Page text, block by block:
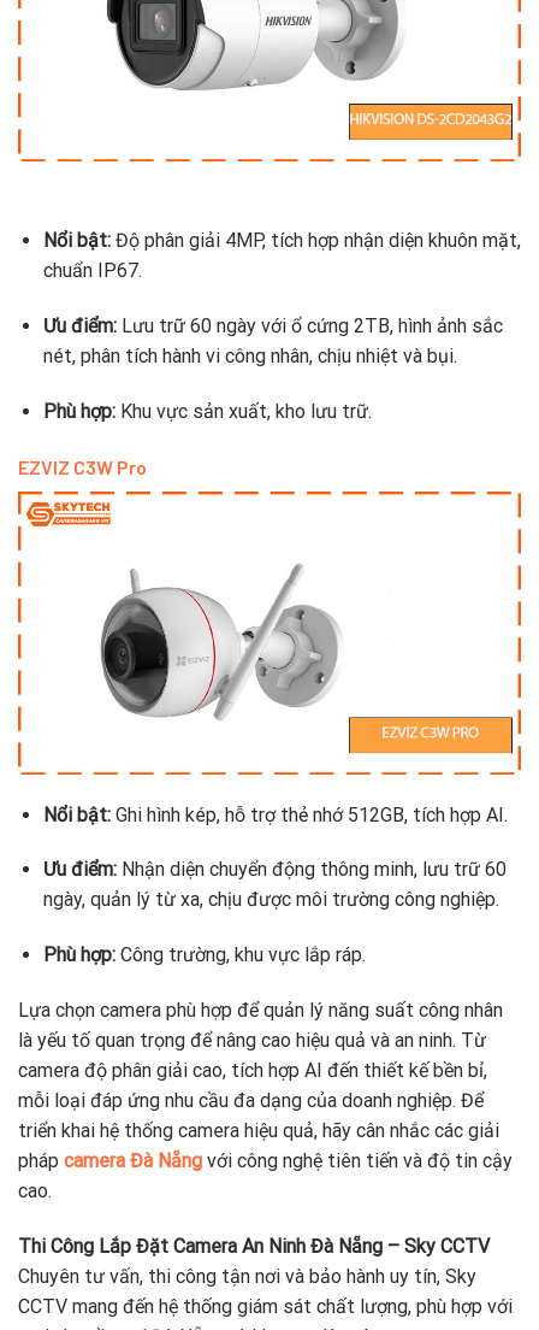
Nổi bật:Độ phân giải 4MP, tích hợp nhận diện khuôn mặt,
chuẩn IP67.
Ưu điểm:Lưu trữ 60 ngày với ổ cứng 2TB, hình ảnh sắc
nét, phân tích hành vi công nhân, chịu nhiệt và bụi.
Phù hợp:Khu vực sản xuất, kho lưu trữ.
EZVIZ C3W Pro
Nổi bật:Ghi hình kép, hỗ trợ thẻ nhớ 512GB, tích hợp AI.
Ưu điểm:Nhận diện chuyển động thông minh, lưu trữ 60
ngày, quản lý từ xa, chịu được môi trường công nghiệp.
Phù hợp:Công trường, khu vực lắp ráp.
Lựa chọn camera phù hợp để quản lý năng suất công nhân
là yếu tố quan trọng để nâng cao hiệu quả và an ninh. Từ
camera độ phân giải cao, tích hợp AI đến thiết kế bền bỉ,
mỗi loại đáp ứng nhu cầu đa dạng của doanh nghiệp. Để
triển khai hệ thống camera hiệu quả, hãy cân nhắc các giải
pháp camera Đà Nẵng với công nghệ tiên tiến và độ tin cậy
cao.
Thi Công Lắp Đặt Camera An Ninh Đà Nẵng – Sky CCTV
Chuyên tư vấn, thi công tận nơi và bảo hành uy tín, Sky
CCTV mang đến hệ thống giám sát chất lượng, phù hợp với